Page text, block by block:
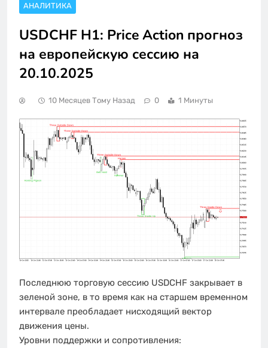
АНАЛИТИКА
USDCHF H1: Price Action прогноз
на европейскую сессию на
20.10.2025
10 Месяцев Тому Назад 0 1 Минуты
Последнюю торговую сессию USDCHF закрывает в
зеленой зоне, в то время как на старшем временном
интервале преобладает нисходящий вектор
движения цены.
Уровни поддержки и сопротивления: